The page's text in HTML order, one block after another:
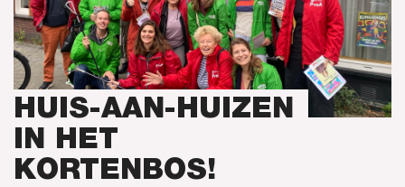
HUIS-AAN-HUIZEN
IN HET
KORTENBOS!
Onze afdeling
Onze mensen
Het laatste nieuws